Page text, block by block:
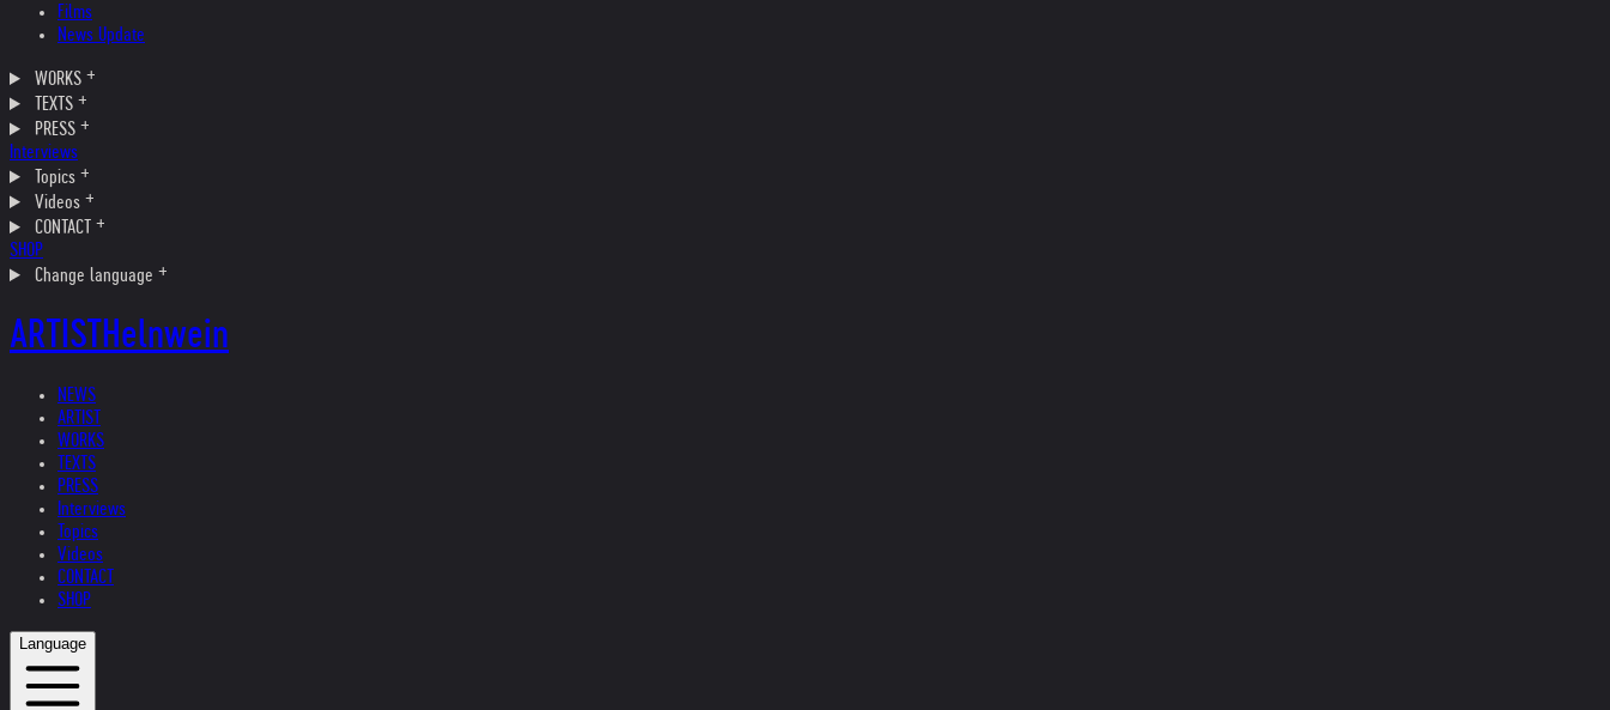
Films
News Update
WORKS
TEXTS
PRESS
Interviews
Topics
Videos
CONTACT
SHOP
Change language
ARTISTHelnwein
NEWS
ARTIST
WORKS
TEXTS
PRESS
Interviews
Topics
Videos
CONTACT
SHOP
Language